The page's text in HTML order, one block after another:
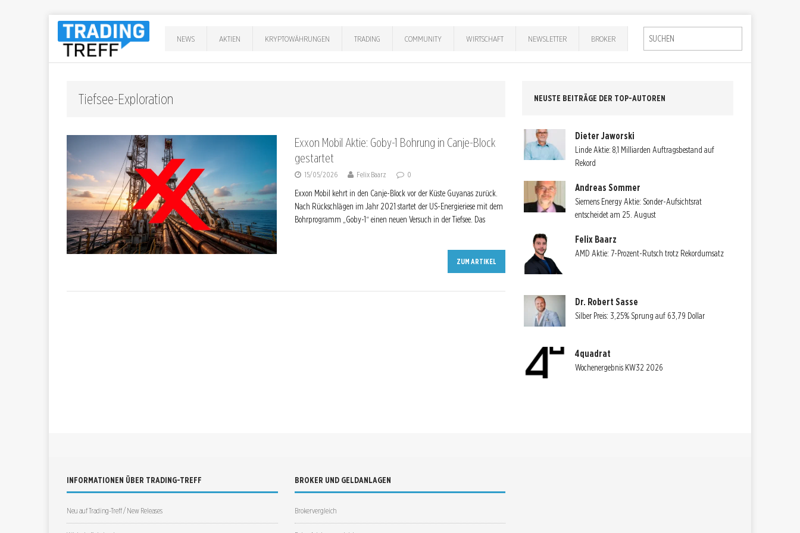
NEWS AKTIEN KRYPTOWÄHRUNGEN TRADING COMMUNITY WIRTSCHAFT NEWSLETTER BROKER
Tiefsee-Exploration
Exxon Mobil Aktie: Goby-1 Bohrung in Canje-Block
gestartet
15/05/2026 Felix Baarz 0
Exxon Mobil kehrt in den Canje-Block vor der Küste Guyanas zurück.
Nach Rückschlägen im Jahr 2021 startet der US-Energieriese mit dem
Bohrprogramm „Goby-1“ einen neuen Versuch in der Tiefsee. Das
ZUM ARTIKEL
NEUSTE BEITRÄGE DER TOP-AUTOREN
Dieter Jaworski
Linde Aktie: 8,1 Milliarden Auftragsbestand auf
Rekord
Andreas Sommer
Siemens Energy Aktie: Sonder-Aufsichtsrat
entscheidet am 25. August
Felix Baarz
AMD Aktie: 7-Prozent-Rutsch trotz Rekordumsatz
Dr. Robert Sasse
Silber Preis: 3,25% Sprung auf 63,79 Dollar
4quadrat
Wochenergebnis KW32 2026
INFORMATIONEN ÜBER TRADING-TREFF
Neu auf Trading-Treff / New Releases
BROKER UND GELDANLAGEN
Brokervergleich